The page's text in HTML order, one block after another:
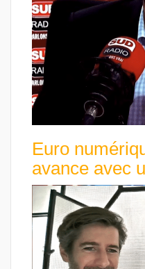
Euro
avance avec